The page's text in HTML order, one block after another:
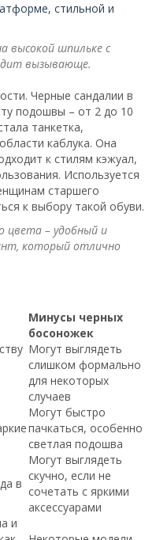
стильной и
высокой шпильке с
вызывающе.
Черные сандалии в
подошвы – от 2 до 10
танкетка,
каблука. Она
к стилям кэжуал,
Используется
старшего
к выбору такой обуви.
цвета – удобный и
который отлично
Минусы черных
босоножек
Могут выглядеть
слишком формально
для некоторых
случаев
Могут быстро
пачкаться, особенно
светлая подошва
в
Могут выглядеть
скучно, если не
сочетать с яркими
аксессуарами
и